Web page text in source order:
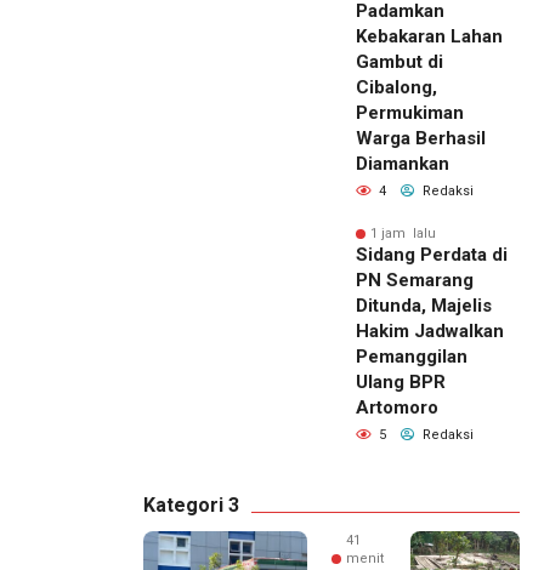
Padamkan
Kebakaran Lahan
Gambut di
Cibalong,
Permukiman
Warga Berhasil
Diamankan
4 Redaksi
1 jam lalu
Sidang Perdata di
PN Semarang
Ditunda, Majelis
Hakim Jadwalkan
Pemanggilan
Ulang BPR
Artomoro
5 Redaksi
Kategori 3
41
menit